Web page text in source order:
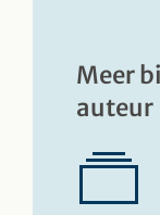
Meer
auteur